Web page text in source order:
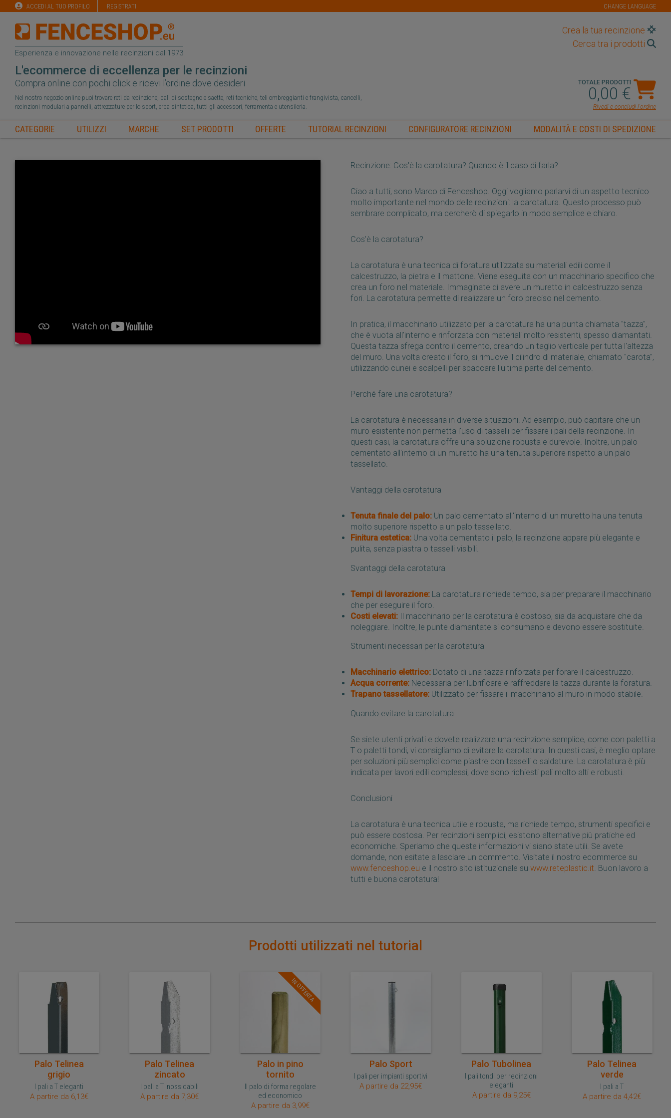
ACCEDI AL TUO PROFILO REGISTRATI CHANGE LANGUAGE
Esperienza e innovazione nelle recinzioni dal 1973
L'ecommerce di eccellenza per le recinzioni
Compra online con pochi click e ricevi l’ordine dove desideri
Nel nostro negozio online puoi trovare reti da recinzione, pali di sostegno e saette, reti tecniche, teli ombreggianti e frangivista, cancelli,
recinzioni modulari a pannelli, attrezzature per lo sport, erba sintetica, tutti gli accessori, ferramenta e utensileria.
Crea la tua recinzione
Cerca tra i prodotti
TOTALE PRODOTTI
0,00 €
Rivedi e concludi l'ordine
CATEGORIE UTILIZZI MARCHE SET PRODOTTI OFFERTE TUTORIAL RECINZIONI CONFIGURATORE RECINZIONI MODALITÀ E COSTI DI SPEDIZIONE
Recinzione: Cos'è la carotatura? Quando è il caso di farla?
Ciao a tutti, sono Marco di Fenceshop. Oggi vogliamo parlarvi di un aspetto tecnico
molto importante nel mondo delle recinzioni: la carotatura. Questo processo può
sembrare complicato, ma cercherò di spiegarlo in modo semplice e chiaro.
Cos'è la carotatura?
La carotatura è una tecnica di foratura utilizzata su materiali edili come il
calcestruzzo, la pietra e il mattone. Viene eseguita con un macchinario specifico che
crea un foro nel materiale. Immaginate di avere un muretto in calcestruzzo senza
fori. La carotatura permette di realizzare un foro preciso nel cemento.
In pratica, il macchinario utilizzato per la carotatura ha una punta chiamata "tazza",
che è vuota all'interno e rinforzata con materiali molto resistenti, spesso diamantati.
Questa tazza sfrega contro il cemento, creando un taglio verticale per tutta l'altezza
del muro. Una volta creato il foro, si rimuove il cilindro di materiale, chiamato "carota",
utilizzando cunei e scalpelli per spaccare l'ultima parte del cemento.
Perché fare una carotatura?
La carotatura è necessaria in diverse situazioni. Ad esempio, può capitare che un
muro esistente non permetta l'uso di tasselli per fissare i pali della recinzione. In
questi casi, la carotatura offre una soluzione robusta e durevole. Inoltre, un palo
cementato all'interno di un muretto ha una tenuta superiore rispetto a un palo
tassellato.
Vantaggi della carotatura
Tenuta finale del palo: Un palo cementato all'interno di un muretto ha una tenuta
molto superiore rispetto a un palo tassellato.
Finitura estetica: Una volta cementato il palo, la recinzione appare più elegante e
pulita, senza piastra o tasselli visibili.
Svantaggi della carotatura
Tempi di lavorazione: La carotatura richiede tempo, sia per preparare il macchinario
che per eseguire il foro.
Costi elevati: Il macchinario per la carotatura è costoso, sia da acquistare che da
noleggiare. Inoltre, le punte diamantate si consumano e devono essere sostituite.
Strumenti necessari per la carotatura
Macchinario elettrico: Dotato di una tazza rinforzata per forare il calcestruzzo.
Acqua corrente: Necessaria per lubrificare e raffreddare la tazza durante la foratura.
Trapano tassellatore: Utilizzato per fissare il macchinario al muro in modo stabile.
Quando evitare la carotatura
Se siete utenti privati e dovete realizzare una recinzione semplice, come con paletti a
T o paletti tondi, vi consigliamo di evitare la carotatura. In questi casi, è meglio optare
per soluzioni più semplici come piastre con tasselli o saldature. La carotatura è più
indicata per lavori edili complessi, dove sono richiesti pali molto alti e robusti.
Conclusioni
La carotatura è una tecnica utile e robusta, ma richiede tempo, strumenti specifici e
può essere costosa. Per recinzioni semplici, esistono alternative più pratiche ed
economiche. Speriamo che queste informazioni vi siano state utili. Se avete
domande, non esitate a lasciare un commento. Visitate il nostro ecommerce su
www.fenceshop.eu e il nostro sito istituzionale su www.reteplastic.it . Buon lavoro a
tutti e buona carotatura!
Prodotti utilizzati nel tutorial
Acquisto veloce
Palo Telinea
grigio
I pali a T eleganti
A partire da 6,13€
Acquisto veloce
Palo Telinea
zincato
I pali a T inossidabili
A partire da 7,30€
IN OFFERTA
Acquisto veloce
Palo in pino
tornito
Il palo di forma regolare
ed economico
A partire da 3,99€
Acquisto veloce
Palo Sport
I pali per impianti sportivi
A partire da 22,95€
Acquisto veloce
Palo Tubolinea
I pali tondi per recinzioni
eleganti
A partire da 9,25€
Acquisto veloce
Palo Telinea
verde
I pali a T
A partire da 4,42€